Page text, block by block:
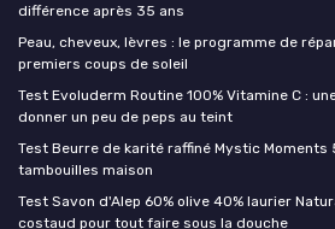
différence après 35 ans
Peau, cheveux, lèvres : le programme de
premiers coups de soleil
Test Evoluderm Routine 100% Vitamine C :
donner un peu de peps au teint
Test Beurre de karité raffiné Mystic Moments
tambouilles maison
Test Savon d'Alep 60% olive 40% laurier
costaud pour tout faire sous la douche